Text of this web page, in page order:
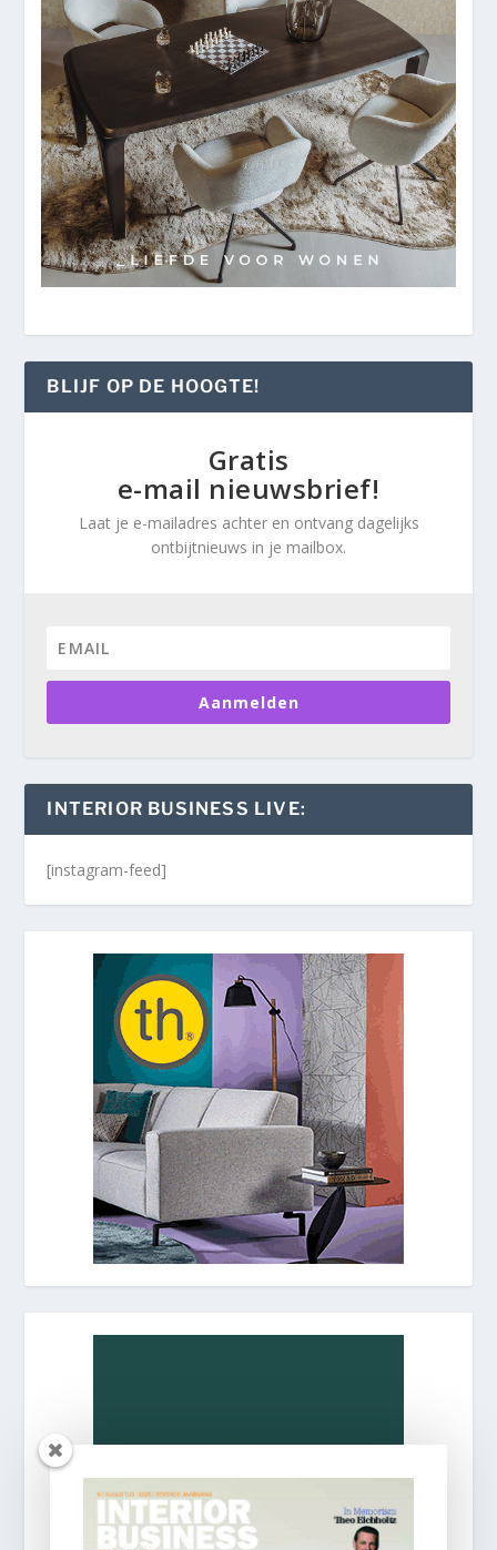
BLIJF OP DE HOOGTE!
Gratis
e-mail nieuwsbrief!
Laat je e-mailadres achter en ontvang dagelijks
ontbijtnieuws in je mailbox.
Aanmelden
INTERIOR BUSINESS LIVE:
[instagram-feed]